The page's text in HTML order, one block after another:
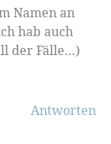
Namen an
hab auch
der Fälle…)
Antworten